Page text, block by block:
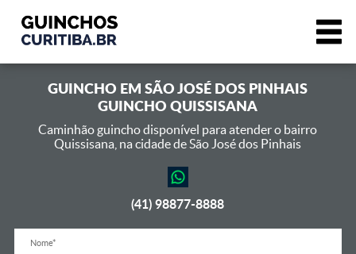
GUINCHO EMSÃO JOSÉ DOS PINHAIS
GUINCHO QUISSISANA
Caminhão guincho disponível para atender o bairro
Quissisana, na cidade de São José dos Pinhais
(41) 98877-8888